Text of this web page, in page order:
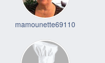
mamounette69110